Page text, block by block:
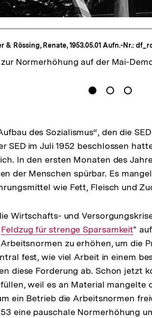
& Rössing, Renate, 1953.05.01 Aufn.-Nr.:
Normerhöhung auf der Mai-
Springe zum
1
(Aktueller
) Springe
2 3
des Sozialismus“, den die
SED im Juli 1952 beschlossen
In den ersten Monaten des
der Menschen spürbar. Es
wie Fett, Fleisch und
Wirtschafts- und
Externer
Link:
Feldzug für strenge Sparsamkeit"
zu erhöhen, um die
fest, wie viel Arbeit in einem
diese Forderung ab. Schon jetzt
weil es an Material mangelte
ein Betrieb die Arbeitsnormen
eine pauschale Normerhöhung